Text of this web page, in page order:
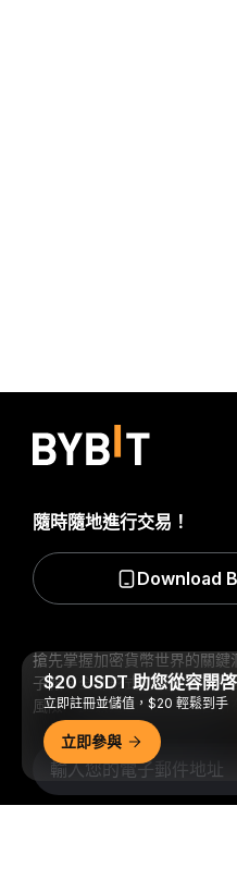
搶先掌握加密貨幣世界的關
子報。 全部形式的投資都存
風險。此類活動可能不適合所
隨時隨地進行交易！
Download
$20 USDT 助您從容開
立即註冊並儲值，$20 輕鬆到手
立即參與